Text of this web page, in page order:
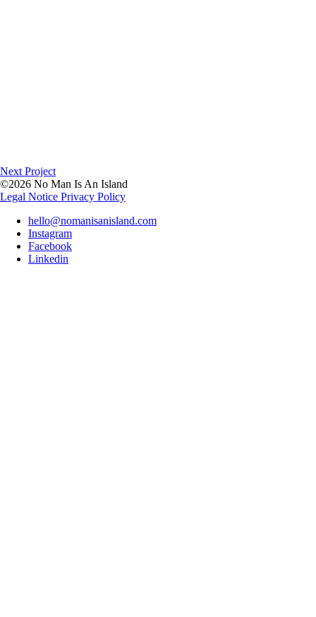
Next Project
©2026 No Man Is An Island
Legal Notice Privacy Policy
hello@nomanisanisland.com
Instagram
Facebook
Linkedin